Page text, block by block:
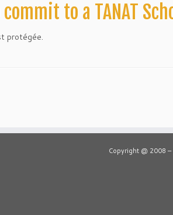
to a TANAT
protégée.
Copyright @ 2008